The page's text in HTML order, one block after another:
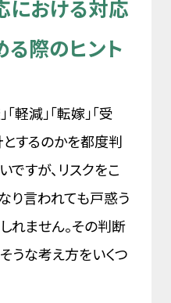
における対応
際のヒント
軽減」「転嫁」「受
するのかを都度判
ですが、リスクをこ
り言われても戸惑う
れません。その判断
うな考え方をいくつ